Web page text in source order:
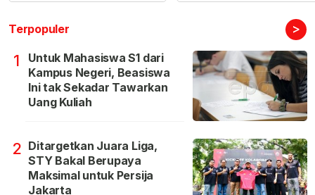
Terpopuler >
1
Untuk Mahasiswa S1 dari
Kampus Negeri, Beasiswa
Ini tak Sekadar Tawarkan
Uang Kuliah
2 Ditargetkan Juara Liga,
STY Bakal Berupaya
Maksimal untuk Persija
Jakarta